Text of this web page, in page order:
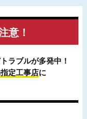
意！
ラブルが多発中！
定工事店に